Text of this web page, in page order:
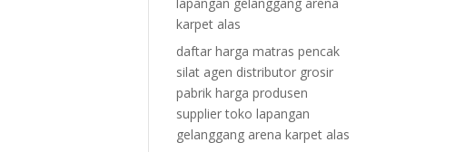
karpet alas
daftar harga matras pencak
silat agen distributor grosir
pabrik harga produsen
supplier toko lapangan
gelanggang arena karpet alas